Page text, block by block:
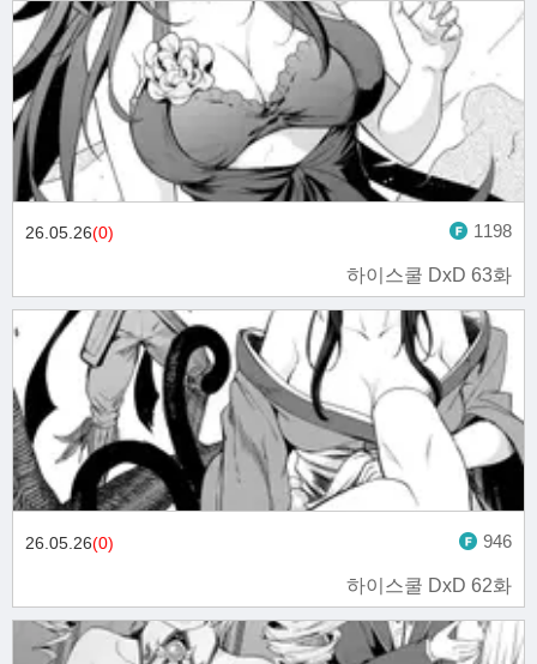
하이스쿨 DxD 63화
26.05.26(0) 1198
하이스쿨 DxD 62화
26.05.26(0) 946